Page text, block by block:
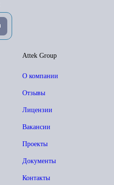
Attek Group
О компании
Отзывы
Лицензии
Вакансии
Проекты
Документы
Контакты